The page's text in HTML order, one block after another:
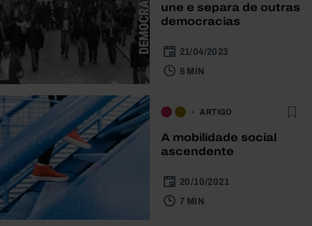
une e separa de outras
democracias
21/04/2023
6 MIN
ARTIGO
A mobilidade social
ascendente
20/10/2021
7 MIN